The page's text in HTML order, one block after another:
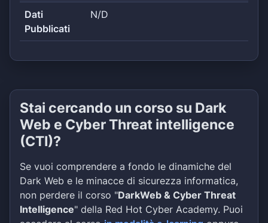
Dati
Pubblicati
N/D
Stai cercando un corso su Dark
Web e Cyber Threat intelligence
(CTI)?
Se vuoi comprendere a fondo le dinamiche del
Dark Web e le minacce di sicurezza informatica,
non perdere il corso "DarkWeb & Cyber Threat
Intelligence" della Red Hot Cyber Academy. Puoi